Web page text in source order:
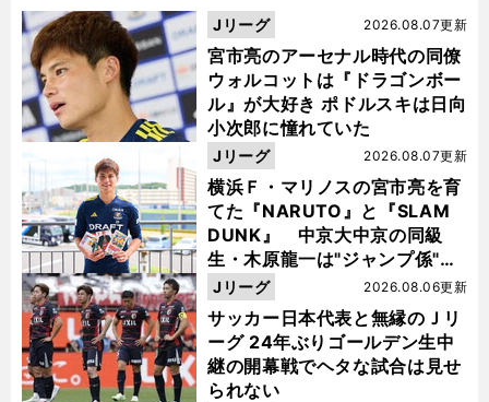
宮市亮のアーセナル時代の同僚
ウォルコットは『ドラゴンボー
ル』が大好き ポドルスキは日向
小次郎に憧れていた
2026.08.07更新
Jリーグ
横浜Ｆ・マリノスの宮市亮を育
てた『NARUTO』と『SLAM
DUNK』 中京大中京の同級
生・木原龍一は"ジャンプ係"だ
った
2026.08.07更新
Jリーグ
サッカー日本代表と無縁のＪリ
ーグ 24年ぶりゴールデン生中
継の開幕戦でヘタな試合は見せ
られない
2026.08.06更新
Jリーグ